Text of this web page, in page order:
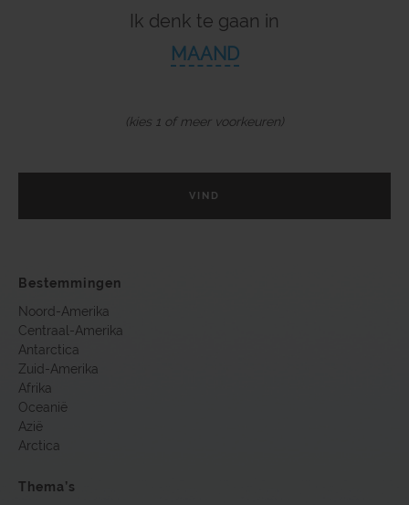
Ik denk te gaan in
MAAND
(kies 1 of meer voorkeuren)
VIND
Bestemmingen
Noord-Amerika
Centraal-Amerika
Antarctica
Zuid-Amerika
Afrika
Oceanië
Azië
Arctica
Thema’s